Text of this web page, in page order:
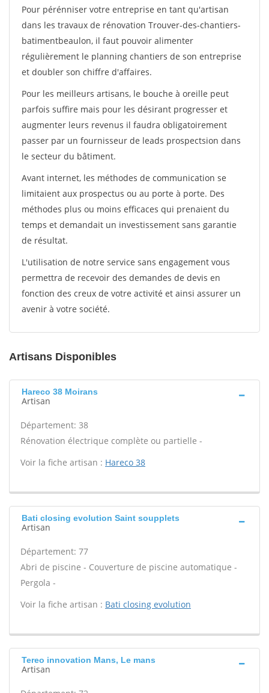
Pour pérénniser votre entreprise en tant qu'artisan
dans les travaux de rénovation Trouver-des-chantiers-
batimentbeaulon, il faut pouvoir alimenter
régulièrement le planning chantiers de son entreprise
et doubler son chiffre d'affaires.
Pour les meilleurs artisans, le bouche à oreille peut
parfois suffire mais pour les désirant progresser et
augmenter leurs revenus il faudra obligatoirement
passer par un fournisseur de leads prospectsion dans
le secteur du bâtiment.
Avant internet, les méthodes de communication se
limitaient aux prospectus ou au porte à porte. Des
méthodes plus ou moins efficaces qui prenaient du
temps et demandait un investissement sans garantie
de résultat.
L'utilisation de notre service sans engagement vous
permettra de recevoir des demandes de devis en
fonction des creux de votre activité et ainsi assurer un
avenir à votre société.
Artisans Disponibles
Hareco 38 Moirans
Artisan
Département: 38
Rénovation électrique complète ou partielle -
Voir la fiche artisan : Hareco 38
Bati closing evolution Saint soupplets
Artisan
Département: 77
Abri de piscine - Couverture de piscine automatique -
Pergola -
Voir la fiche artisan : Bati closing evolution
Tereo innovation Mans, Le mans
Artisan